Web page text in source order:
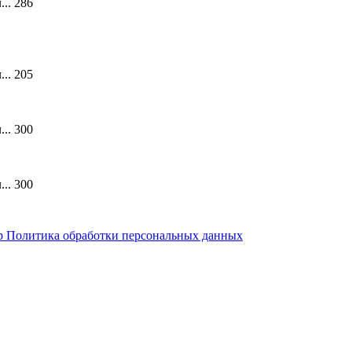
286
205
300
300
Политика обработки персональных данных